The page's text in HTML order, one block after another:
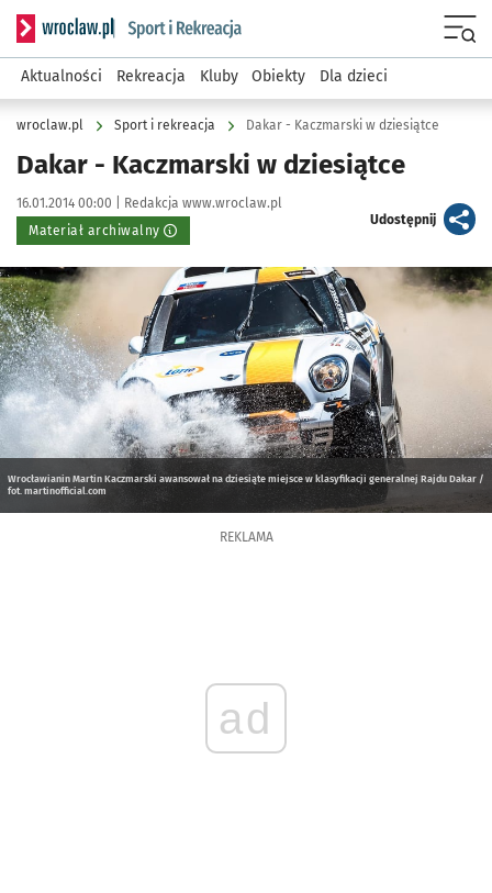
Serwis informacyjny wroclaw.pl podserwis: Sport i rekreacja
Aktualności Rekreacja Kluby Obiekty Dla dzieci
wroclaw.pl Sport i rekreacja Dakar - Kaczmarski w dziesiątce
Dakar - Kaczmarski w dziesiątce
Data publikacji:
16.01.2014 00:00 | Autor:
Redakcja www.wroclaw.pl
Materiał archiwalny
Udostępnijartykuł
Kliknij, aby powiększyć
Wrocławianin Martin Kaczmarski awansował na dziesiąte miejsce w klasyfikacji generalnej Rajdu Dakar /
fot. martinofficial.com
REKLAMA
ad